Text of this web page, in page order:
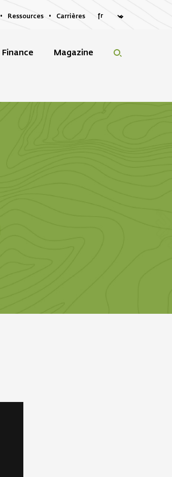
Ressources Carrières
Finance Magazine